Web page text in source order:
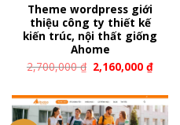
Theme wordpress giới
thiệu công ty thiết kế
kiến trúc, nội thất giống
Ahome
2,700,000₫ 2,160,000₫